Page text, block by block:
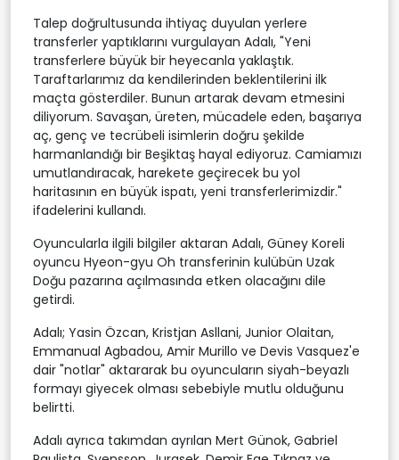
Talep doğrultusunda ihtiyaç duyulan yerlere
transferler yaptıklarını vurgulayan Adalı, "Yeni
transferlere büyük bir heyecanla yaklaştık.
Taraftarlarımız da kendilerinden beklentilerini ilk
maçta gösterdiler. Bunun artarak devam etmesini
diliyorum. Savaşan, üreten, mücadele eden, başarıya
aç, genç ve tecrübeli isimlerin doğru şekilde
harmanlandığı bir Beşiktaş hayal ediyoruz. Camiamızı
umutlandıracak, harekete geçirecek bu yol
haritasının en büyük ispatı, yeni transferlerimizdir."
ifadelerini kullandı.
Oyuncularla ilgili bilgiler aktaran Adalı, Güney Koreli
oyuncu Hyeon-gyu Oh transferinin kulübün Uzak
Doğu pazarına açılmasında etken olacağını dile
getirdi.
Adalı; Yasin Özcan, Kristjan Asllani, Junior Olaitan,
Emmanual Agbadou, Amir Murillo ve Devis Vasquez'e
dair "notlar" aktararak bu oyuncuların siyah-beyazlı
formayı giyecek olması sebebiyle mutlu olduğunu
belirtti.
Adalı ayrıca takımdan ayrılan Mert Günok, Gabriel